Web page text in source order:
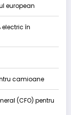
european
electric în
camioane
(CFO) pentru